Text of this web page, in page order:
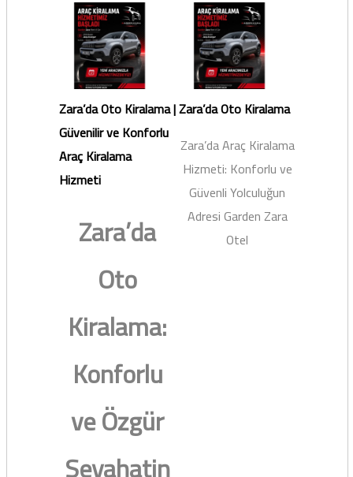
Zara’da Oto Kiralama |
Güvenilir ve Konforlu
Araç Kiralama
Hizmeti
Zara’da
Oto
Kiralama:
Konforlu
ve Özgür
Zara’da Oto Kiralama
Zara’da Araç Kiralama
Hizmeti: Konforlu ve
Güvenli Yolculuğun
Adresi Garden Zara
Otel